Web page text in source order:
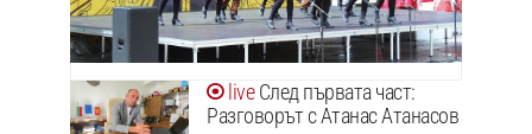
След първата част:
Разговорът с Атанас Атанасов